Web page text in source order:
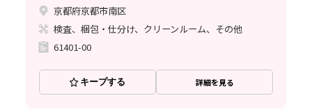
京都府京都市南区
検査、梱包・仕分け、クリーンルーム、その他
61401-00
キープする 詳細を見る